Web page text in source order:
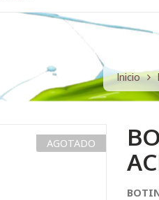
Inicio
AGOTADO